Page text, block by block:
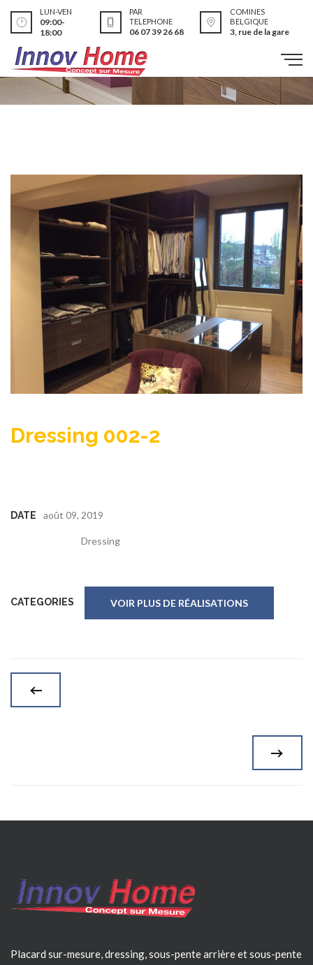
LUN-VEN
09:00-
18:00
PAR
TELEPHONE
06 07 39 26 68
COMINES
BELGIQUE
3, rue de la gare
Réalisations
Dressing 002-2
DATE août 09, 2019
CATEGORIES
Dressing
VOIR PLUS DE RÉALISATIONS
Placard sur-mesure, dressing, sous-pente arrière et sous-pente